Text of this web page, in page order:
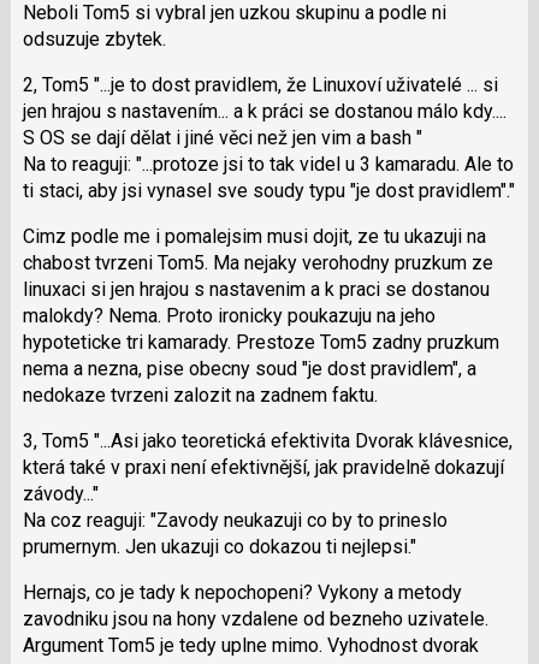
Neboli Tom5 si vybral jen uzkou skupinu a podle ni
odsuzuje zbytek.
2, Tom5 "...je to dost pravidlem, že Linuxoví uživatelé ... si
jen hrajou s nastavením... a k práci se dostanou málo kdy....
S OS se dají dělat i jiné věci než jen vim a bash "
Na to reaguji: "...protoze jsi to tak videl u 3 kamaradu. Ale to
ti staci, aby jsi vynasel sve soudy typu "je dost pravidlem"."
Cimz podle me i pomalejsim musi dojit, ze tu ukazuji na
chabost tvrzeni Tom5. Ma nejaky verohodny pruzkum ze
linuxaci si jen hrajou s nastavenim a k praci se dostanou
malokdy? Nema. Proto ironicky poukazuju na jeho
hypoteticke tri kamarady. Prestoze Tom5 zadny pruzkum
nema a nezna, pise obecny soud "je dost pravidlem", a
nedokaze tvrzeni zalozit na zadnem faktu.
3, Tom5 "...Asi jako teoretická efektivita Dvorak klávesnice,
která také v praxi není efektivnější, jak pravidelně dokazují
závody..."
Na coz reaguji: "Zavody neukazuji co by to prineslo
prumernym. Jen ukazuji co dokazou ti nejlepsi."
Hernajs, co je tady k nepochopeni? Vykony a metody
zavodniku jsou na hony vzdalene od bezneho uzivatele.
Argument Tom5 je tedy uplne mimo. Vyhodnost dvorak